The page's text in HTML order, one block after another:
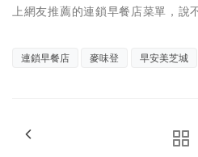
上網友推薦的連鎖早餐店菜單，說
連鎖早餐店 麥味登 早安美芝城